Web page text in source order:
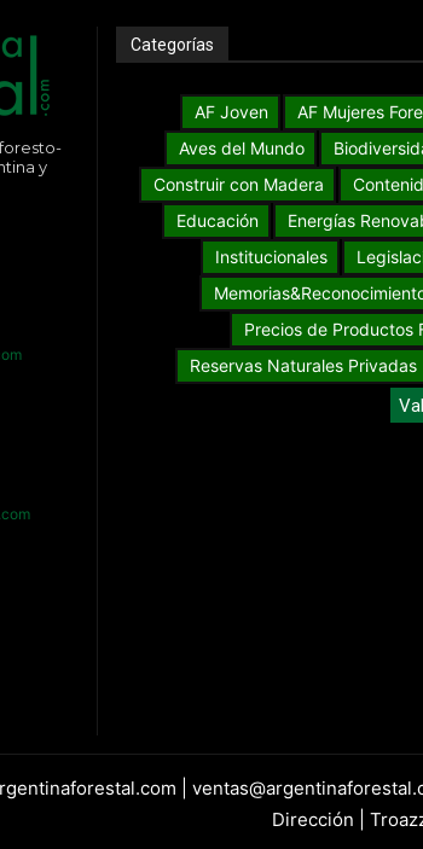
y
Categorías
AF Joven AF Mujeres
Aves del Mundo
Construir con Madera
Educación
Energías
Institucionales
Precios de Productos
Reservas Naturales Privadas
|
Dirección |